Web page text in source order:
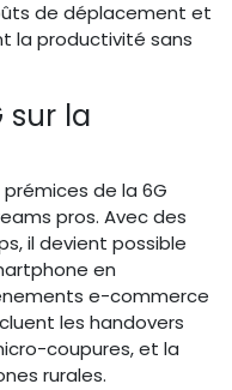
de déplacement et
la productivité sans
sur la
de la 6G
pros. Avec des
il devient possible
en
e-commerce
les handovers
coupures, et la
rurales.